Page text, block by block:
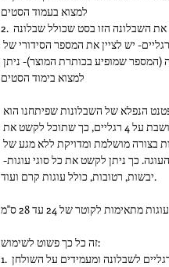
למצוא בעמוד הסטים
2. ניתן להכניס את השבלונה הזו בסט שכולל שבלונה
למצוא בימוד הסטים
יבשות, רטובות, כולל עוגות קרם ועוד.
עוגות מתאימות לקוטר של 24 עד 28 ס"מ
זה כל כך פשוט לשימוש:
1. מחברים 3 רגליים לשבלונה ומעמידים על השולחן